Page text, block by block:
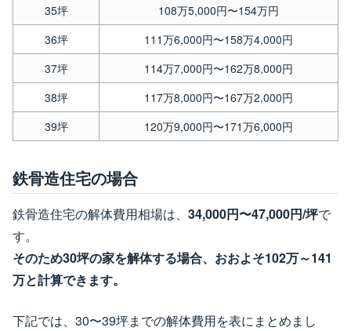
35坪
108万5,000円〜154万円
36坪
111万6,000円〜158万4,000円
37坪
114万7,000円〜162万8,000円
38坪
117万8,000円〜167万2,000円
39坪
120万9,000円〜171万6,000円
鉄骨造住宅の場合
鉄骨造住宅の解体費用相場は、 34,000円〜47,000円/坪で
す。
そのため30坪の家を解体する場合、おおよそ102万～141
万と計算できます。
下記では、30〜39坪までの解体費用を表にまとめまし